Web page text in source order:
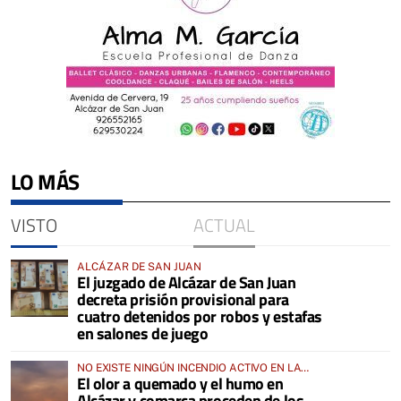
LO MÁS
VISTO ACTUAL
ALCÁZAR DE SAN JUAN
El juzgado de Alcázar de San Juan
decreta prisión provisional para
cuatro detenidos por robos y estafas
en salones de juego
NO EXISTE NINGÚN INCENDIO ACTIVO EN LA
COMARCA
El olor a quemado y el humo en